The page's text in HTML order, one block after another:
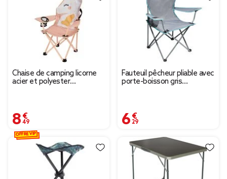
Chaise de camping licorne
acier et polyester
8,49 €
Fauteuil pêcheur pliable avec
porte-boisson gris
6,29 €
OFFRE VIP